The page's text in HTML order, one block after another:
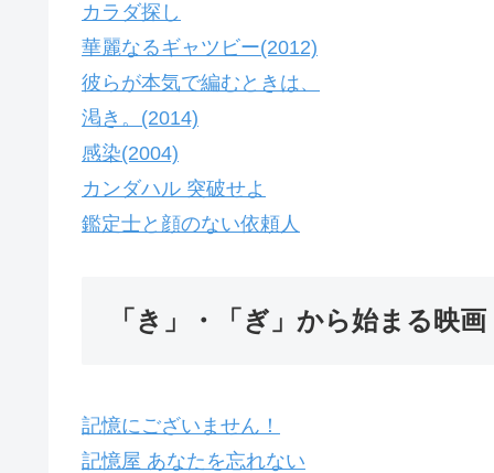
カラダ探し
華麗なるギャツビー(2012)
彼らが本気で編むときは、
渇き。(2014)
感染(2004)
カンダハル 突破せよ
鑑定士と顔のない依頼人
「き」・「ぎ」から始まる映画
記憶にございません！
記憶屋 あなたを忘れない